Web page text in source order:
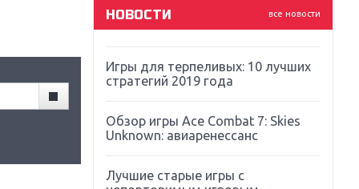
все новости
НОВОСТИ
Far Cry 5: хвалить нельзя ругать
Игры для терпеливых: 10 лучших
стратегий 2019 года
Обзор игры Ace Combat 7: Skies
Unknown: авиаренессанс
Лучшие старые игры с